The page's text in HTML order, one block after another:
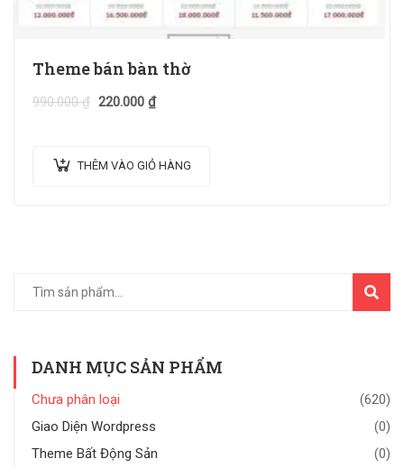
Theme bán bàn thờ
990.000₫ 220.000 ₫
THÊM VÀO GIỎ HÀNG
TÌM
KIẾM
DANH MỤC SẢN PHẨM
Chưa phân loại
(620)
Giao Diện Wordpress
(0)
Theme Bất Động Sản
(0)